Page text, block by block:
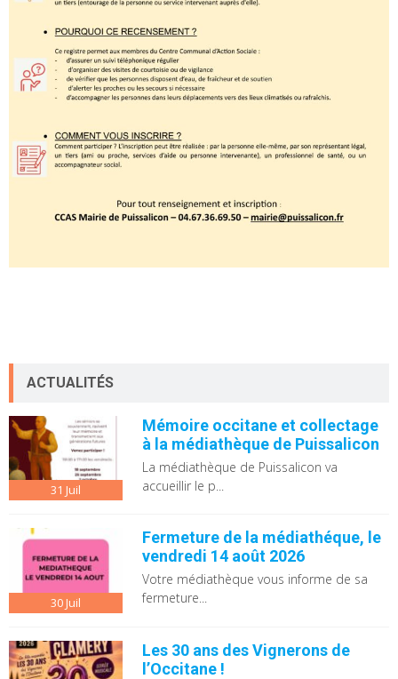
ACTUALITÉS
31 Juil
Mémoire occitane et collectage
à la médiathèque de Puissalicon
La médiathèque de Puissalicon va
accueillir le p...
30Juil
Fermeture de la médiathéque, le
vendredi 14 août 2026
Votre médiathèque vous informe de sa
fermeture...
Les 30 ans des Vignerons de
l’Occitane !